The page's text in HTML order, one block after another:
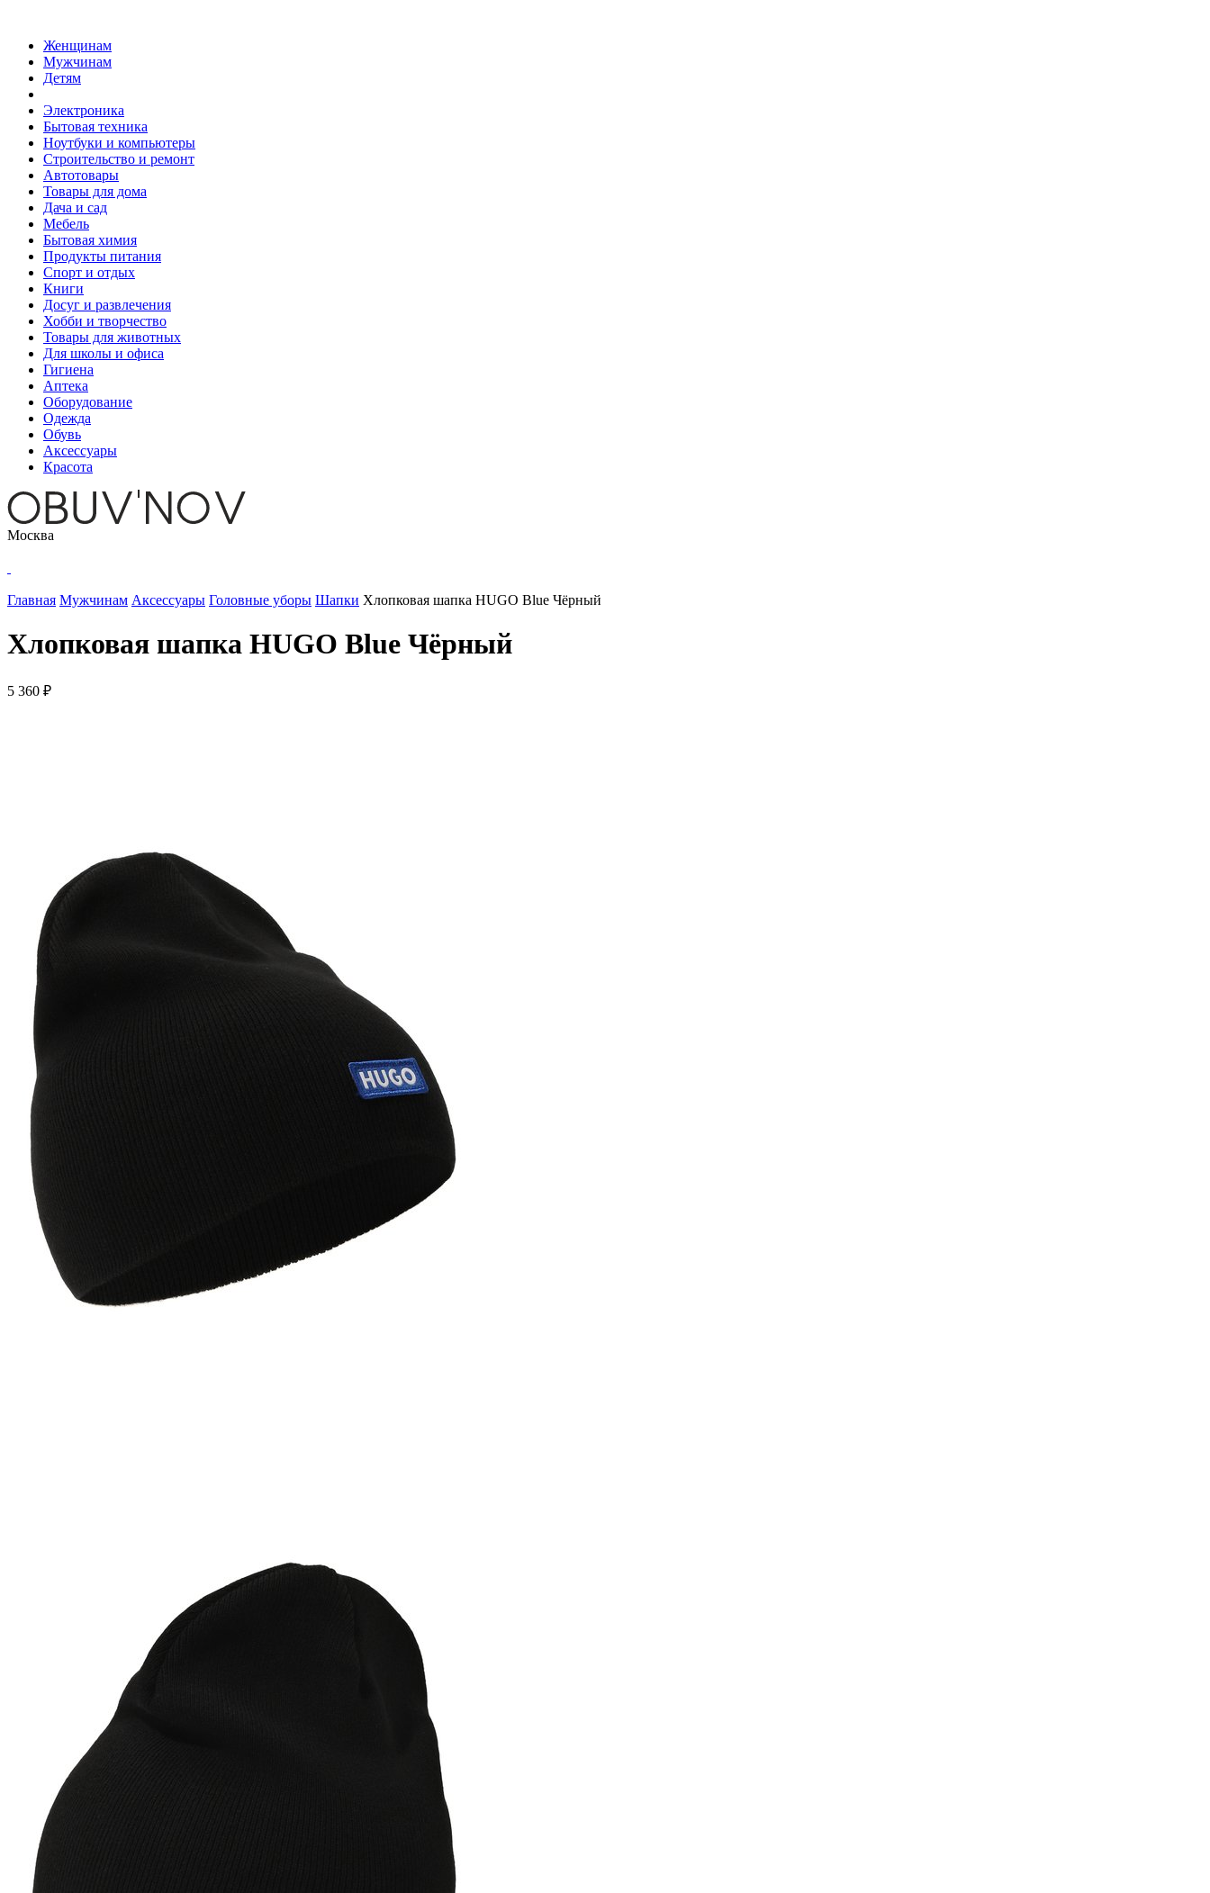
Женщинам
Мужчинам
Детям
Электроника
Бытовая техника
Ноутбуки и компьютеры
Строительство и ремонт
Автотовары
Товары для дома
Дача и сад
Мебель
Бытовая химия
Продукты питания
Спорт и отдых
Книги
Досуг и развлечения
Хобби и творчество
Товары для животных
Для школы и офиса
Гигиена
Аптека
Оборудование
Одежда
Обувь
Аксессуары
Красота
Москва
Главная Мужчинам Аксессуары Головные уборы Шапки Хлопковая шапка HUGO Blue Чёрный
Хлопковая шапка HUGO Blue Чёрный
5 360 ₽